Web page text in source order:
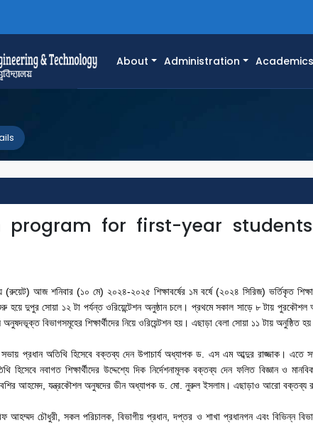
About Administration Academics
program for first-year
আজ শনিবার (১০ মে) ২০২৪-২০২৫ শিক্ষাবর্ষের ১ম বর্ষে (২০২৪ সিরিজ) ভর্তিকৃত
হয়ে দুপুর সোয়া ১২ টা পর্যন্ত ওরিয়েন্টেশন অনুষ্ঠান চলে। প্রথমে সকাল সাড়ে ৮ টায় পুরকৌশল
বিভাগসমূহের শিক্ষার্থীদের নিয়ে ওরিয়েন্টশন হয়। এছাড়া বেলা সোয়া ১১ টায় অনুষ্ঠিত হয়
সভায় প্রধান অতিথি হিসেবে বক্তব্য দেন উপাচার্য অধ্যাপক ড. এস এম আব্দুর রাজ্জাক।
হিসেবে নবাগত শিক্ষার্থীদের উদ্দেশ্যে দিক নির্দেশনামূলক বক্তব্য দেন ফলিত বিজ্ঞান ও
আহমেদ, যন্ত্রকৌশল অনুষদের ডীন অধ্যাপক ড. মো. নুরুল ইসলাম। এছাড়াও আরো বক্তব্য
আহম্মদ চৌধুরী, সকল পরিচালক, বিভাগীয় প্রধান, দপ্তর ও শাখা প্রধানগন এবং বিভিন্ন